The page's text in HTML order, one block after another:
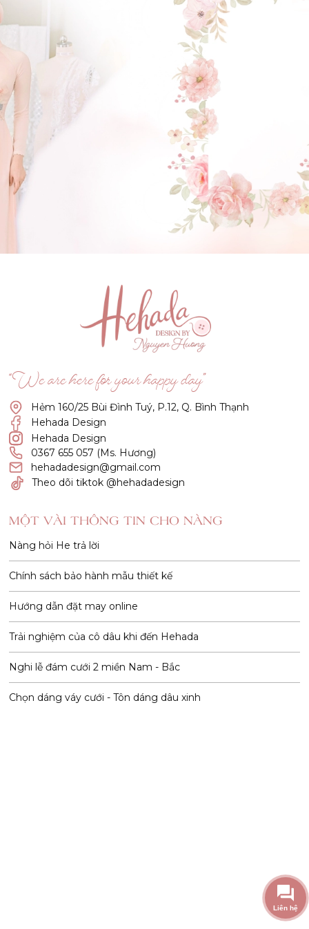
GẬT ĐẦU NHÉ NÀNG !
(Click vào đây để He và Nàng có 1 cuộc hẹn nà)
“We are here for your happy day”
Hẻm 160/25 Bùi Đình Tuý, P.12, Q. Bình Thạnh
Hehada Design
Hehada Design
0367 655 057 (Ms. Hương)
hehadadesign@gmail.com
Theo dõi tiktok @hehadadesign
MỘT VÀI THÔNG TIN CHO NÀNG
Nàng hỏi He trả lời
Chính sách bảo hành mẫu thiết kế
Hướng dẫn đặt may online
Trải nghiệm của cô dâu khi đến Hehada
Nghi lễ đám cưới 2 miền Nam - Bắc
Chọn dáng váy cưới - Tôn dáng dâu xinh